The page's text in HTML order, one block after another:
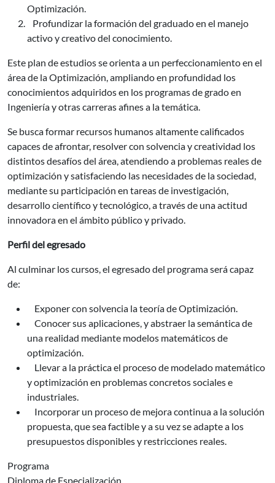
Optimización.
Profundizar la formación del graduado en el manejo
activo y creativo del conocimiento.
Este plan de estudios se orienta a un perfeccionamiento en el
área de la Optimización, ampliando en profundidad los
conocimientos adquiridos en los programas de grado en
Ingeniería y otras carreras afines a la temática.
Se busca formar recursos humanos altamente calificados
capaces de afrontar, resolver con solvencia y creatividad los
distintos desafíos del área, atendiendo a problemas reales de
optimización y satisfaciendo las necesidades de la sociedad,
mediante su participación en tareas de investigación,
desarrollo científico y tecnológico, a través de una actitud
innovadora en el ámbito público y privado.
Perfil del egresado
Al culminar los cursos, el egresado del programa será capaz
de:
Exponer con solvencia la teoría de Optimización.
Conocer sus aplicaciones, y abstraer la semántica de
una realidad mediante modelos matemáticos de
optimización.
Llevar a la práctica el proceso de modelado matemático
y optimización en problemas concretos sociales e
industriales.
Incorporar un proceso de mejora continua a la solución
propuesta, que sea factible y a su vez se adapte a los
presupuestos disponibles y restricciones reales.
Programa
Diploma de Especialización